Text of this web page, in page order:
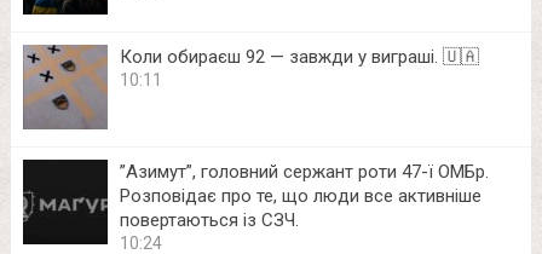
Коли обираєш 92 — завжди у виграші. 🇺🇦
10:11
⁨”Азимут”, головний сержант роти 47-ї ОМБр.
Розповідає про те, що люди все активніше
повертаються із СЗЧ.
10:24